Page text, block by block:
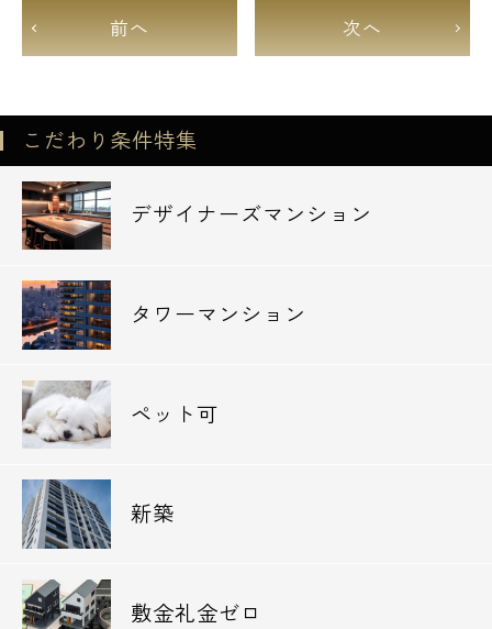
前へ 次へ
こだわり条件特集
デザイナーズマンション
タワーマンション
ペット可
新築
敷金礼金ゼロ